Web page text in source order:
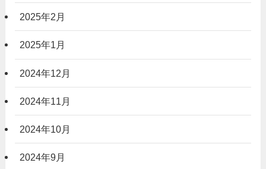
2025年2月
2025年1月
2024年12月
2024年11月
2024年10月
2024年9月